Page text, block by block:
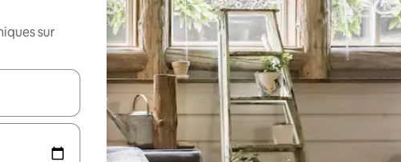
sur
les flèches vers le haut et vers le bas pour les parcourir ou en appuyant et